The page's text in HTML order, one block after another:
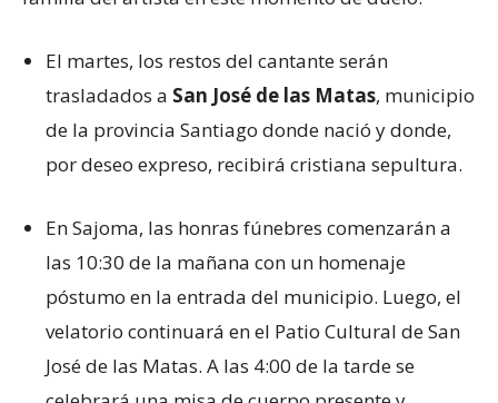
El martes, los restos del cantante serán
trasladados a San José de las Matas, municipio
de la provincia Santiago donde nació y donde,
por deseo expreso, recibirá cristiana sepultura.
En Sajoma, las honras fúnebres comenzarán a
las 10:30 de la mañana con un homenaje
póstumo en la entrada del municipio. Luego, el
velatorio continuará en el Patio Cultural de San
José de las Matas. A las 4:00 de la tarde se